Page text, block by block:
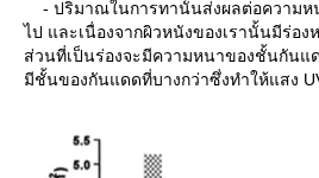
- ปริมาณในการทานั้นส่งผลต่อความห
ไป และเนื่องจากผิวหนังของเรานั้นมีร่อ
ส่วนที่เป็นร่องจะมีความหนาของชั้นกันแ
มีชั้นของกันแดดที่บางกว่าซึ่งทำให้แสง